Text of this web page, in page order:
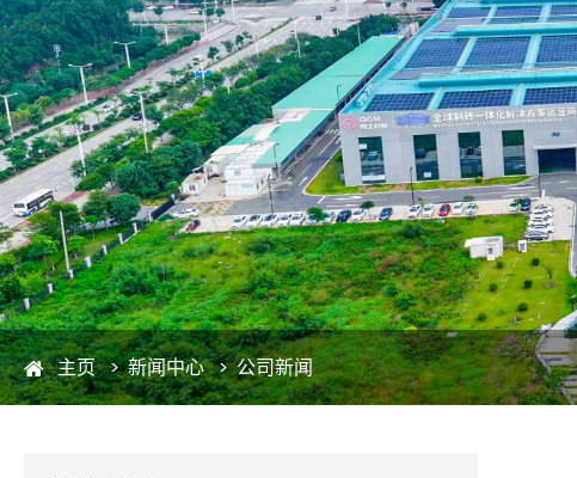
主页 新闻中心 公司新闻